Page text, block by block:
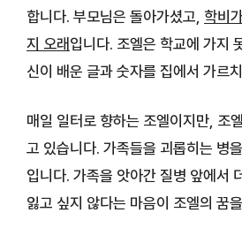
합니다. 부모님은 돌아가셨고, 학비
지 오래 입니다. 조엘은 학교에 가지
신이 배운 글과 숫자를 집에서 가르
매일 일터로 향하는 조엘이지만, 조
고 있습니다. 가족들을 괴롭히는 병
입니다. 가족을 앗아간 질병 앞에서
잃고 싶지 않다는 마음이 조엘의 꿈